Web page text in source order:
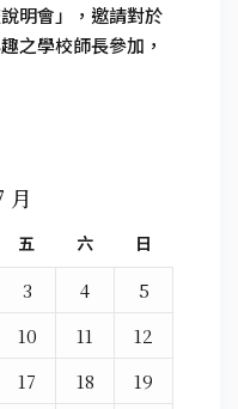
明會」，邀請對於
之學校師長參加，
月
五 六 日
3 4
5
10 11
12
17 18
19